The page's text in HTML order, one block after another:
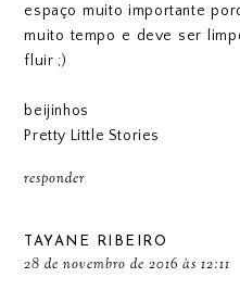
espaço muito importante
muito tempo e deve ser
fluir ;)
beijinhos
Pretty Little Stories
responder
TAYANE RIBEIRO
28 de novembro de 2016 às 12:11